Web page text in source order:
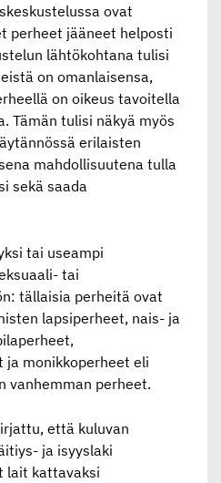
ovat
perheet jääneet helposti
lähtökohtana tulisi
on omanlaisensa,
on oikeus tavoitella
Tämän tulisi näkyä myös
erilaisten
mahdollisuutena tulla
sekä saada
tai useampi
tai
tällaisia perheitä ovat
lapsiperheet, nais- ja
ja monikkoperheet eli
vanhemman perheet.
että kuluvan
ja isyyslaki
lait kattavaksi